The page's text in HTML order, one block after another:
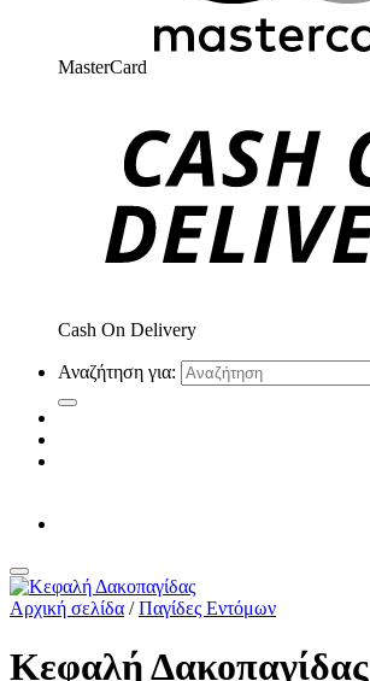
MasterCard
Cash On Delivery
Αναζήτηση για:
Αρχική σελίδα / Παγίδες Εντόμων
Κεφαλή Δακοπαγίδας